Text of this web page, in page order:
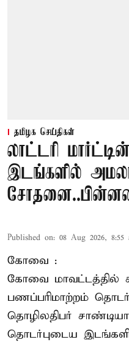
தமிழக செய்திகள்
லாட்டரி
இடங்களில்
Published on: 08 Aug 2026, 8:55
கோவை :
கோவை மாவட்டத்தில்
பணப்பரிமாற்றம்
தொழிலதிபர்
தொடர்புடைய